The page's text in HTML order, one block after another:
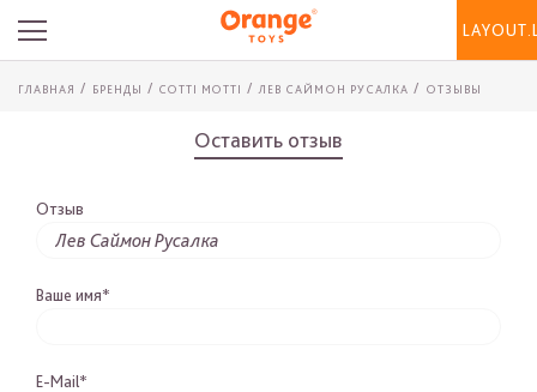
ГЛАВНАЯ БРЕНДЫ COTTI MOTTI ЛЕВ САЙМОН РУСАЛКА ОТЗЫВЫ
Оставить отзыв
Отзыв
Ваше имя*
E-Mail*